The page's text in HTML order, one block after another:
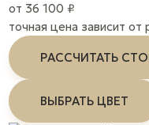
от 36 100 ₽
точная цена зависит от
РАССЧИТАТЬ
ВЫБРАТЬ ЦВЕТ